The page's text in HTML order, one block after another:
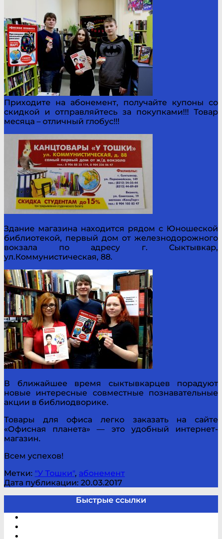
Приходите на абонемент, получайте купоны со
скидкой и отправляйтесь за покупками!!! Товар
месяца – отличный глобус!!!
Здание магазина находится рядом с Юношеской
библиотекой, первый дом от железнодорожного
вокзала по адресу г. Сыктывкар,
ул.Коммунистическая, 88.
В ближайшее время сыктывкарцев порадуют
новые интересные совместные познавательные
акции в библиодворике.
Товары для офиса легко заказать на сайте
«Офисная планета» — это удобный интернет-
магазин.
Всем успехов!
Метки: "У Тошки", абонемент
Дата публикации: 20.03.2017
Быстрые ссылки